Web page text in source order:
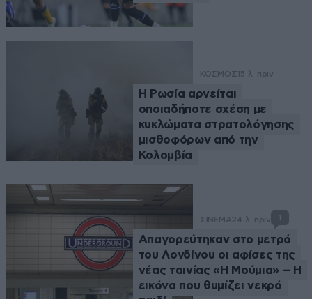
ΚΟΣΜΟΣ 15 λ. πριν
Η Ρωσία αρνείται
οποιαδήποτε σχέση με
κυκλώματα στρατολόγησης
μισθοφόρων από την
Κολομβία
ΣΙΝΕΜΑ24 λ. πριν 1
Απαγορεύτηκαν στο μετρό
του Λονδίνου οι αφίσες της
νέας ταινίας «Η Μούμια» – Η
εικόνα που θυμίζει νεκρό